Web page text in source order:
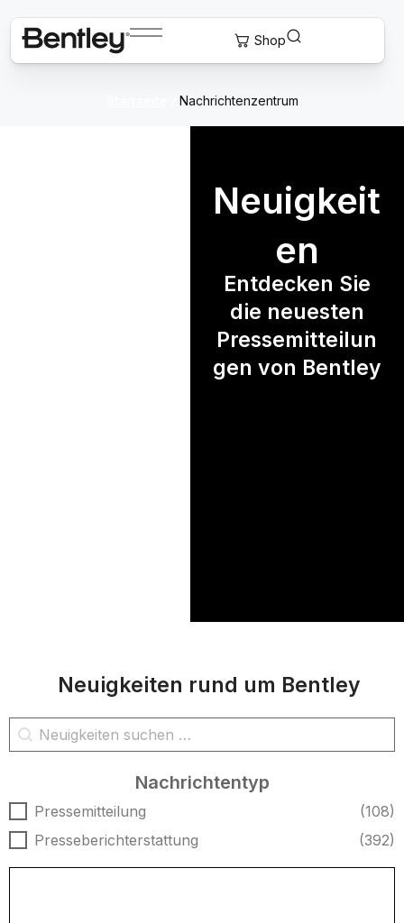
Nachrichtenzentrum
Neuigkeit
en
Entdecken Sie
die neuesten
Pressemitteilun
gen von Bentley
Neuigkeiten rund um Bentley
Nachrichtensuche
Inhalt suchen
Nachrichtentyp
Nachrichtentyp
Pressemitteilung
(108)
Presseberichterstattung
(392)